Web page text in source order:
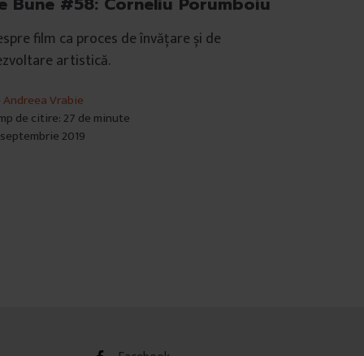
film ca proces de învățare și de
artistică.
Andreea Vrabie
de citire: 27 de minute
2019